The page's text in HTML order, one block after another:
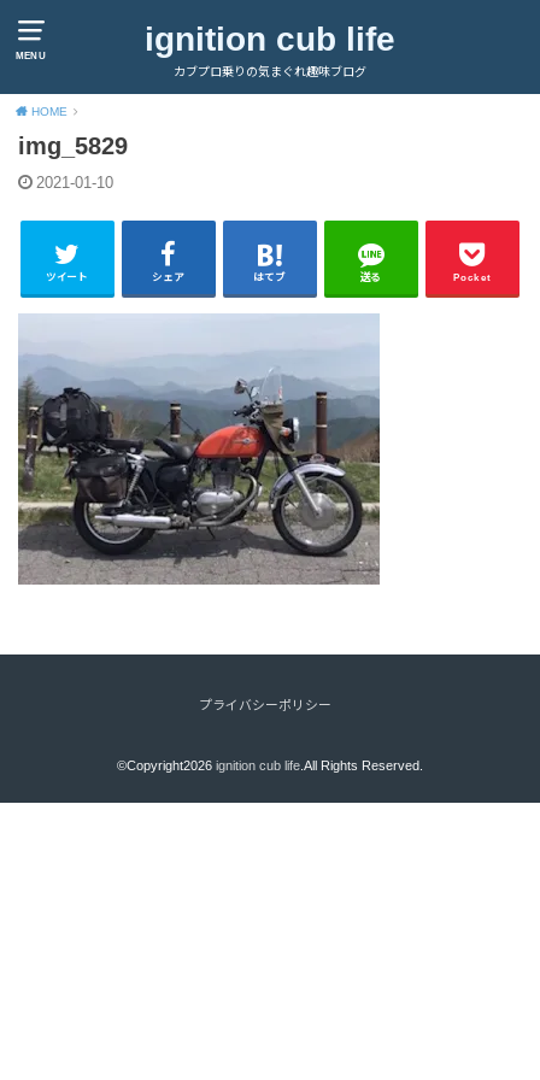
MENU ignition cub life
カブプロ乗りの気まぐれ趣味ブログ
HOME
img_5829
2021-01-10
ツイート シェア はてブ 送る Pocket
プライバシーポリシー
©Copyright2026 ignition cub life.All Rights Reserved.